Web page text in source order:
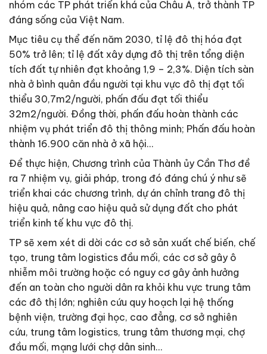
nhóm các TP phát triển khá của Châu Á, trở thành TP
đáng sống của Việt Nam.
Mục tiêu cụ thể đến năm 2030, tỉ lệ đô thị hóa đạt
50% trở lên; tỉ lệ đất xây dựng đô thị trên tổng diện
tích đất tự nhiên đạt khoảng 1,9 – 2,3%. Diện tích sàn
nhà ở bình quân đầu người tại khu vực đô thị đạt tối
thiểu 30,7m2/người, phấn đấu đạt tối thiểu
32m2/người. Đồng thời, phấn đấu hoàn thành các
nhiệm vụ phát triển đô thị thông minh; Phấn đấu hoàn
thành 16.900 căn nhà ở xã hội…
Để thực hiện, Chương trình của Thành ủy Cần Thơ đề
ra 7 nhiệm vụ, giải pháp, trong đó đáng chú ý như sẽ
triển khai các chương trình, dự án chỉnh trang đô thị
hiệu quả, nâng cao hiệu quả sử dụng đất cho phát
triển kinh tế khu vực đô thị.
TP sẽ xem xét di dời các cơ sở sản xuất chế biến, chế
tạo, trung tâm logistics đầu mối, các cơ sở gây ô
nhiễm môi trường hoặc có nguy cơ gây ảnh hưởng
đến an toàn cho người dân ra khỏi khu vực trung tâm
các đô thị lớn; nghiên cứu quy hoạch lại hệ thống
bệnh viện, trường đại học, cao đẳng, cơ sở nghiên
cứu, trung tâm logistics, trung tâm thương mại, chợ
đầu mối, mạng lưới chợ dân sinh…